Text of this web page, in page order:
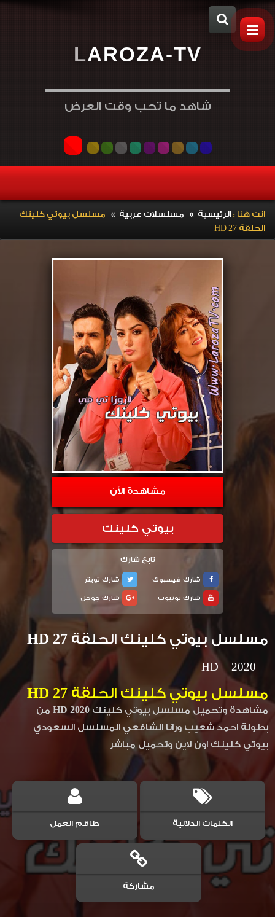
LAROZA-TV
شاهد ما تحب وقت العرض
انت هنا :الرئيسية » مسلسلات عربية » مسلسل بيوتي كلينك
الحلقة 27 HD
مشاهدة الأن
بيوتي كلينك
تابع شارك
شارك فيسبوك
شارك تويتر
شارك يوتيوب
شارك جوجل
مسلسل بيوتي كلينك الحلقة 27 HD
2020
HD
مسلسل بيوتي كلينك الحلقة 27 HD
مشاهدة وتحميل مسلسل بيوتي كلينك 2020 HD من
بطولة احمد شعيب ورانا الشافعي المسلسل السعودي
بيوتي كلينك اون لاين وتحميل مباشر
الكلمات الدلالية طاقم العمل
مشاركة